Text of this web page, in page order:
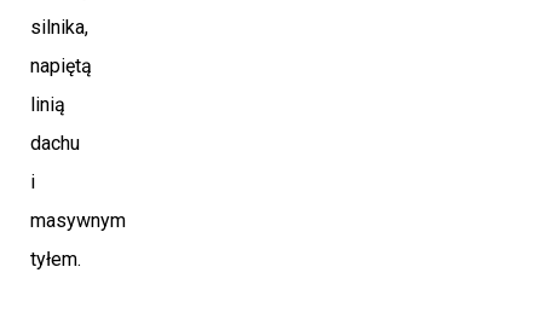
silnika,
napiętą
linią
dachu
i
masywnym
tyłem.